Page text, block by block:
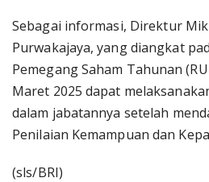
Sebagai informasi, Direktur
Purwakajaya, yang diangkat
Pemegang Saham Tahunan
Maret 2025 dapat
dalam jabatannya setelah
Penilaian Kemampuan dan
(sls/BRI)